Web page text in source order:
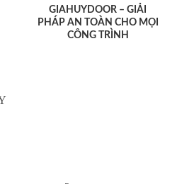
GIAHUYDOOR – GIẢI
PHÁP AN TOÀN CHO MỌI
CÔNG TRÌNH